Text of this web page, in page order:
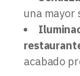
una mayor
acabado